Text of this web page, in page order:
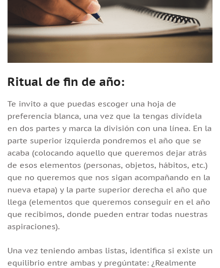
Ritual de fin de año:
Te invito a que puedas escoger una hoja de
preferencia blanca, una vez que la tengas divídela
en dos partes y marca la división con una línea. En la
parte superior izquierda pondremos el año que se
acaba (colocando aquello que queremos dejar atrás
de esos elementos (personas, objetos, hábitos, etc.)
que no queremos que nos sigan acompañando en la
nueva etapa) y la parte superior derecha el año que
llega (elementos que queremos conseguir en el año
que recibimos, donde pueden entrar todas nuestras
aspiraciones).
Una vez teniendo ambas listas, identifica si existe un
equilibrio entre ambas y pregúntate: ¿Realmente